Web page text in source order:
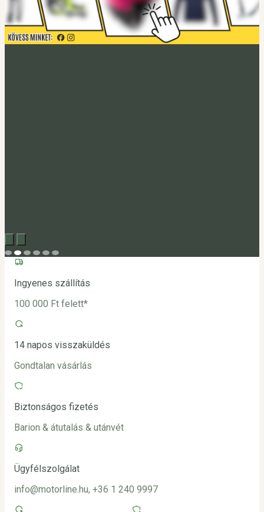
Acerbis akció
Fedezd fel
Ingyenes szállítás
100 000 Ft felett*
14 napos visszaküldés
Gondtalan vásárlás
Biztonságos fizetés
Barion & átutalás & utánvét
Ügyfélszolgálat
info@motorline.hu, +36 1 240 9997